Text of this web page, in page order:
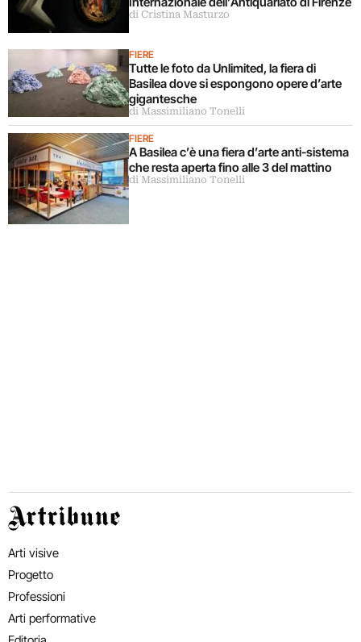
di Cristina Masturzo
FIERE
Tutte le foto da Unlimited, la fiera di
Basilea dove si espongono opere d’arte
gigantesche
di Massimiliano Tonelli
FIERE
A Basilea c’è una fiera d’arte anti-sistema
che resta aperta fino alle 3 del mattino
di Massimiliano Tonelli
Artribune
Arti visive
Progetto
Professioni
Arti performative